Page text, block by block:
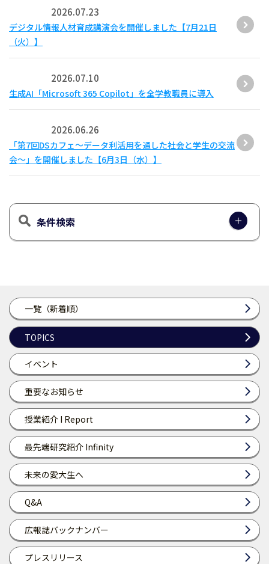
一覧（新着順）
TOPICS
イベント
重要なお知らせ
授業紹介 I Report
最先端研究紹介 Infinity
未来の愛大生へ
Q&A
広報誌バックナンバー
プレスリリース
2026.07.23
デジタル情報人材育成講演会を開催しました【7月21日
（火）】
2026.07.10
生成AI「Microsoft 365 Copilot」を全学教職員に導入
2026.06.26
「第7回DSカフェ〜データ利活用を通した社会と学生の交流
会〜」を開催しました【6月3日（水）】
条件検索